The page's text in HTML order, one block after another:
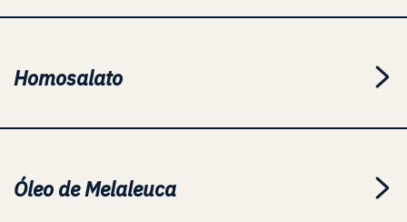
Homosalato
Óleo de Melaleuca